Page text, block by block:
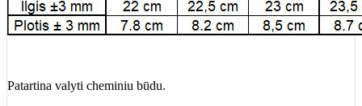
Patartina valyti cheminiu būdu.